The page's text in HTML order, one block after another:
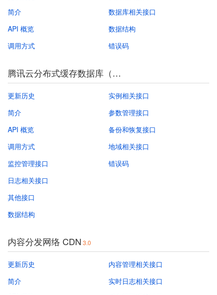
简介
API 概览
调用方式
数据库相关接口
数据结构
错误码
腾讯云分布式缓存数据库（兼容 Redis）
更新历史
简介
API 概览
调用方式
实例相关接口
参数管理接口
备份和恢复接口
地域相关接口
监控管理接口
日志相关接口
其他接口
数据结构
错误码
内容分发网络 CDN 3.0
更新历史
简介
内容管理相关接口
实时日志相关接口